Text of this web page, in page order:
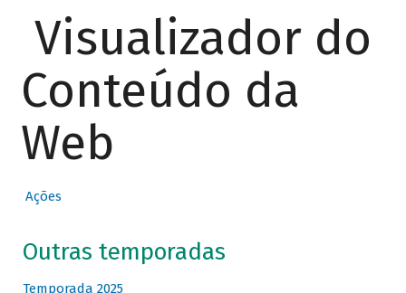
Visualizador do
Conteúdo da
Web
Ações
Outras temporadas
Temporada 2025